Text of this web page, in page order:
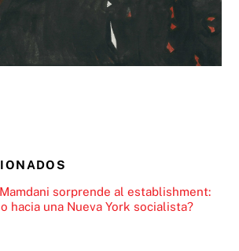
sorprende al establishment:
hacia una Nueva York socialista?